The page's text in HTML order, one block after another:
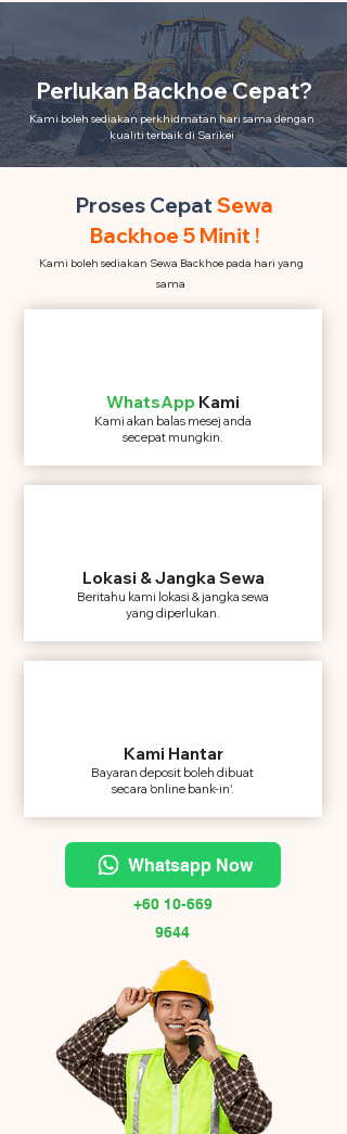
Perlukan Backhoe Cepat?
Kami boleh sediakan perkhidmatan hari sama dengan
kualiti terbaik di Sarikei
Proses Cepat Sewa
Backhoe 5 Minit !
Kami boleh sediakan Sewa Backhoe pada hari yang
sama
WhatsApp Kami
Kami akan balas mesej anda
secepat mungkin.
Lokasi & Jangka Sewa
Beritahu kami lokasi & jangka sewa
yang diperlukan.
Kami Hantar
Bayaran deposit boleh dibuat
secara 'online bank-in'.
Whatsapp Now
+60 10-669
9644